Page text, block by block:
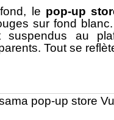
le pop-up
sur fond
suspendus au
Tout se